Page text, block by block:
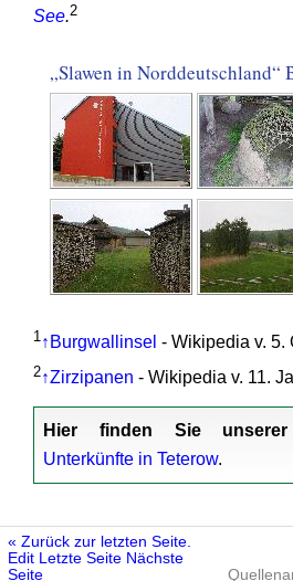
See.2
„Slawen in
1↑Burgwallinsel - Wikipedia v. 5.
2↑Zirzipanen - Wikipedia v. 11.
Hier finden Sie unserer
Unterkünfte in Teterow.
« Zurück zur letzten Seite.
Edit Letzte Seite Nächste
Seite